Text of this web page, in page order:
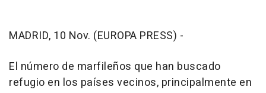
MADRID, 10 Nov. (EUROPA PRESS) -
El número de marfileños que han buscado
refugio en los países vecinos, principalmente en